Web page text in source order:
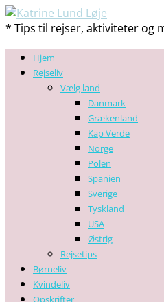
* Tips til rejser, aktiviteter og
Hjem
Rejseliv
Vælg land
Danmark
Grækenland
Kap Verde
Norge
Polen
Spanien
Sverige
Tyskland
USA
Østrig
Rejsetips
Børneliv
Kvindeliv
Opskrifter